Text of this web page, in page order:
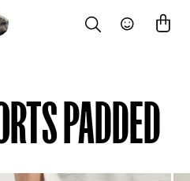
Search Community
PADDED